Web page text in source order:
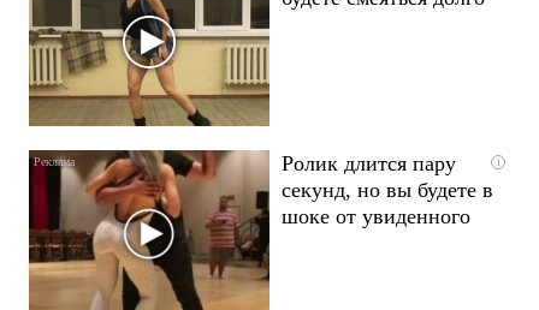
i
Ролик длится пару
секунд, но вы будете в
шоке от увиденного